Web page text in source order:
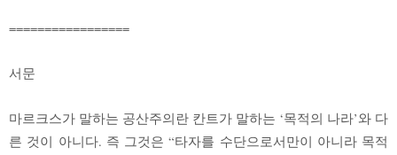
=================
서문
마르크스가 말하는 공산주의란 칸트가 말하는 ‘목적의 나라’와 다
른 것이 아니다. 즉 그것은 “타자를 수단으로서만이 아니라 목적